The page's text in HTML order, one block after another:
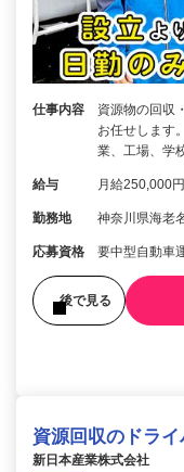
仕事内容
資源物の回収
お任せします
業、工場、学
給与 月給250,000
勤務地 神奈川県海老
応募資格 要中型自動車
後で見る
資源回収のドライ
新日本産業株式会社